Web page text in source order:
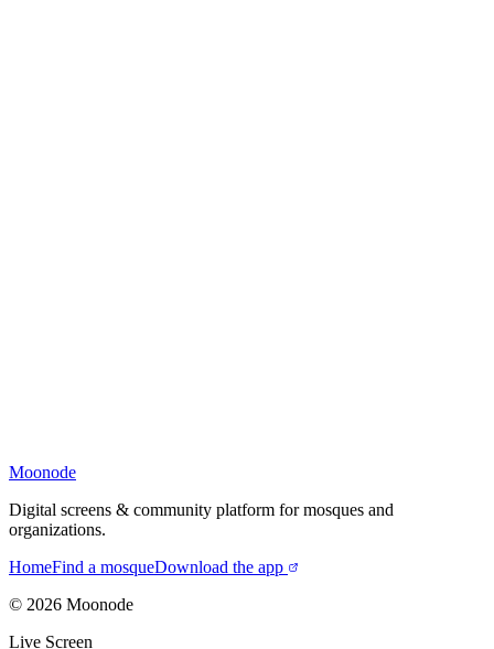
Moonode
Digital screens & community platform for mosques and
organizations.
HomeFind a mosqueDownload the app
© 2026 Moonode
Live Screen